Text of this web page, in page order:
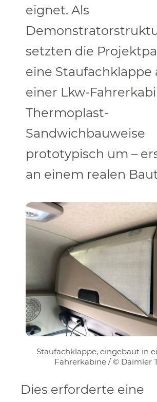
eignet. Als
setzten die
eine Staufachklappe
einer Lkw-
Thermoplast-
Sandwichbauweise
prototypisch um –
an einem realen
Staufachklappe, eingebaut in
Fahrerkabine / © Daimler
Dies erforderte eine